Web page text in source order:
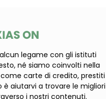
legame con gli istituti
né siamo coinvolti nella
carte di credito, prestiti
aiutarvi a trovare le migliori
i nostri contenuti.